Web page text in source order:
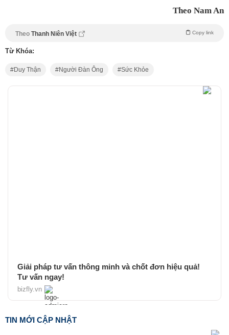
Theo Nam An
Theo Thanh Niên Việt Copy link
Từ Khóa:
Duy Thận Người Đàn Ông Sức Khỏe
Giải pháp tư vấn thông minh và chốt đơn hiệu quả!
Tư vấn ngay!
bizfly.vn
TIN MỚI CẬP NHẬT